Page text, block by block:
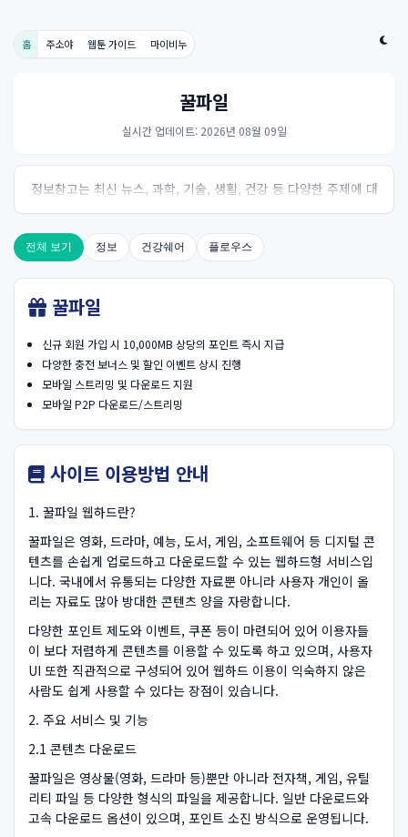
홈 주소야 웹툰 가이드 마이비누
꿀파일
실시간 업데이트: 2026년 08월 09일
정보창고는 최신 뉴스, 과학, 기술, 생활, 건강 등 다양한 주제에 대
한 신뢰성 있는 정보를 제공하는 온라인 자료실입니다.
전체 보기 정보 건강쉐어 플로우스
꿀파일
신규 회원 가입 시 10,000MB 상당의 포인트 즉시 지급
다양한 충전 보너스 및 할인 이벤트 상시 진행
모바일 스트리밍 및 다운로드 지원
모바일 P2P 다운로드/스트리밍
사이트 이용방법 안내
1. 꿀파일 웹하드란?
꿀파일은 영화, 드라마, 예능, 도서, 게임, 소프트웨어 등 디지털 콘
텐츠를 손쉽게 업로드하고 다운로드할 수 있는 웹하드형 서비스입
니다. 국내에서 유통되는 다양한 자료뿐 아니라 사용자 개인이 올
리는 자료도 많아 방대한 콘텐츠 양을 자랑합니다.
다양한 포인트 제도와 이벤트, 쿠폰 등이 마련되어 있어 이용자들
이 보다 저렴하게 콘텐츠를 이용할 수 있도록 하고 있으며, 사용자
UI 또한 직관적으로 구성되어 있어 웹하드 이용이 익숙하지 않은
사람도 쉽게 사용할 수 있다는 장점이 있습니다.
2. 주요 서비스 및 기능
2.1 콘텐츠 다운로드
꿀파일은 영상물(영화, 드라마 등)뿐만 아니라 전자책, 게임, 유틸
리티 파일 등 다양한 형식의 파일을 제공합니다. 일반 다운로드와
고속 다운로드 옵션이 있으며, 포인트 소진 방식으로 운영됩니다.